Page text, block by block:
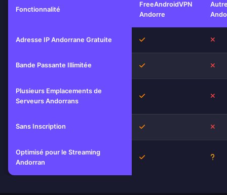
Fonctionnalité
FreeAndroidVPN
Andorre
Adresse IP Andorrane Gratuite Oui
Bande Passante Illimitée Oui
Plusieurs Emplacements de
Serveurs Andorrans
Oui
Sans Inscription Oui
Optimisé pour le Streaming
Andorran
Oui